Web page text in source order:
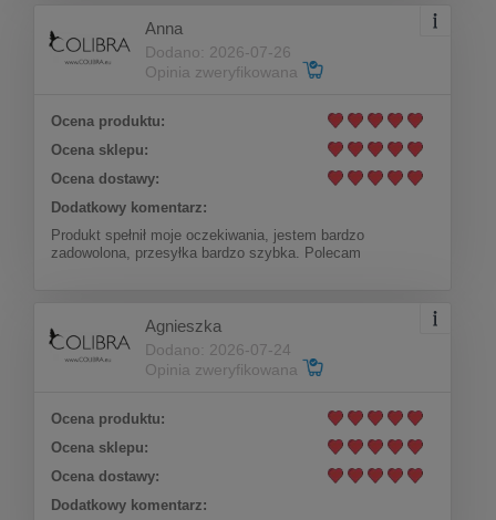
Anna
Dodano: 2026-07-26
Opinia zweryfikowana
Ocena produktu:
Ocena sklepu:
Ocena dostawy:
Dodatkowy komentarz:
Produkt spełnił moje oczekiwania, jestem bardzo
zadowolona, przesyłka bardzo szybka. Polecam
Agnieszka
Dodano: 2026-07-24
Opinia zweryfikowana
Ocena produktu:
Ocena sklepu:
Ocena dostawy:
Dodatkowy komentarz: